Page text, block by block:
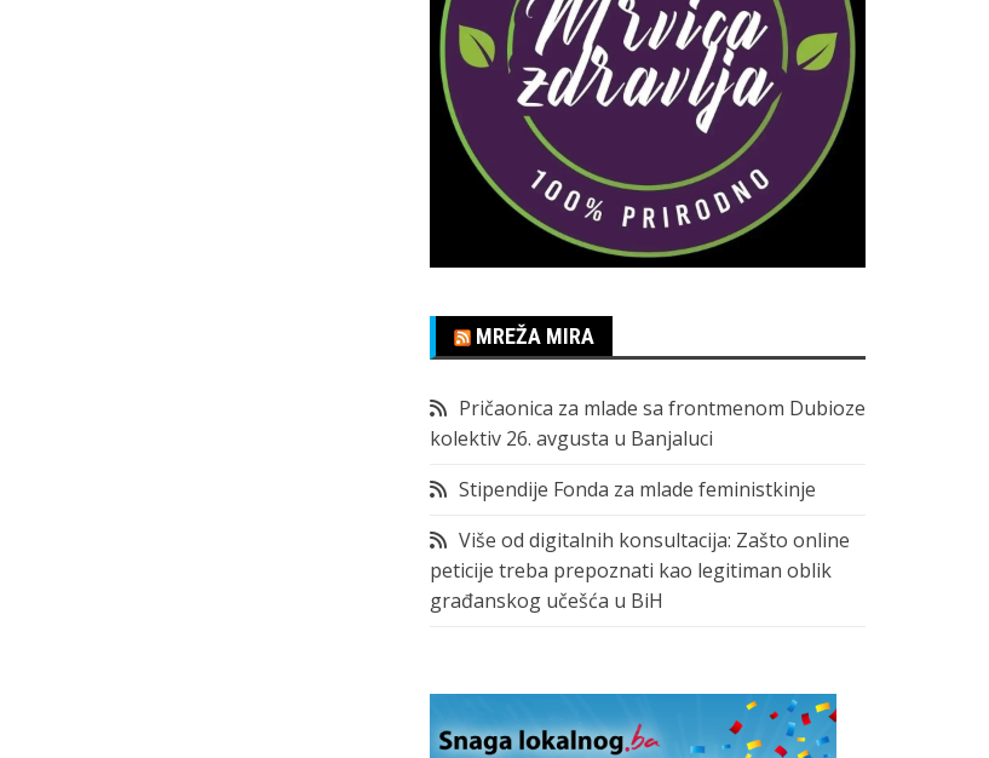
MREŽA MIRA
Pričaonica za mlade sa frontmenom Dubioze
kolektiv 26. avgusta u Banjaluci
Stipendije Fonda za mlade feministkinje
Više od digitalnih konsultacija: Zašto online
peticije treba prepoznati kao legitiman oblik
građanskog učešća u BiH